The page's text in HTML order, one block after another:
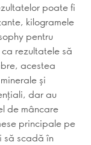
poate fi
kilogramele
pentru
rezultatele să
acestea
și
dar au
de mâncare
principale pe
să scadă în